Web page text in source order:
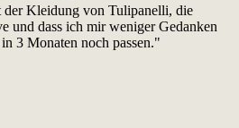
der Kleidung von Tulipanelli, die
und dass ich mir weniger Gedanken
3 Monaten noch passen."